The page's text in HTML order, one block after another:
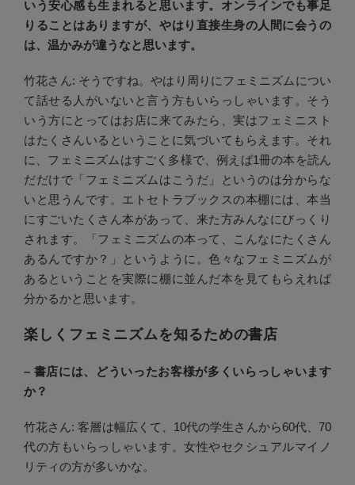
いう安心感も生まれると思います。オンラインでも事足
りることはありますが、やはり直接生身の人間に会うの
は、温かみが違うなと思います。
竹花さん: そうですね。やはり周りにフェミニズムについ
て話せる人がいないと言う方もいらっしゃいます。そう
いう方にとってはお店に来てみたら、実はフェミニスト
はたくさんいるということに気づいてもらえます。それ
に、フェミニズムはすごく多様で、例えば1冊の本を読ん
だだけで「フェミニズムはこうだ」というのは分からな
いと思うんです。エトセトラブックスの本棚には、本当
にすごいたくさん本があって、来た方みんなにびっくり
されます。「フェミニズムの本って、こんなにたくさん
あるんですか？」というように。色々なフェミニズムが
あるということを実際に棚に並んだ本を見てもらえれば
分かるかと思います。
楽しくフェミニズムを知るための書店
– 書店には、どういったお客様が多くいらっしゃいます
か？
竹花さん: 客層は幅広くて、10代の学生さんから60代、70
代の方もいらっしゃいます。女性やセクシュアルマイノ
リティの方が多いかな。